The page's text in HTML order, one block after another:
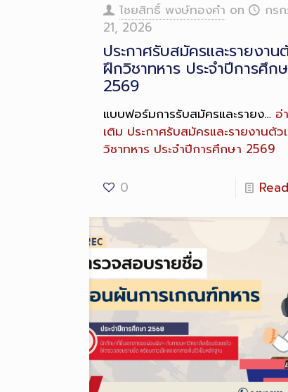
ไชยสิทธิ์ พงษ์ทองคำ on
กร
21, 2026
ประกาศรับสมัครและรายงาน
ฝึกวิชาทหาร ประจำปีการศึก
2569
แบบฟอร์มการรับสมัครและรายง… อ่
เติม ประกาศรับสมัครและรายงานตัว
วิชาทหาร ประจำปีการศึกษา 2569
0